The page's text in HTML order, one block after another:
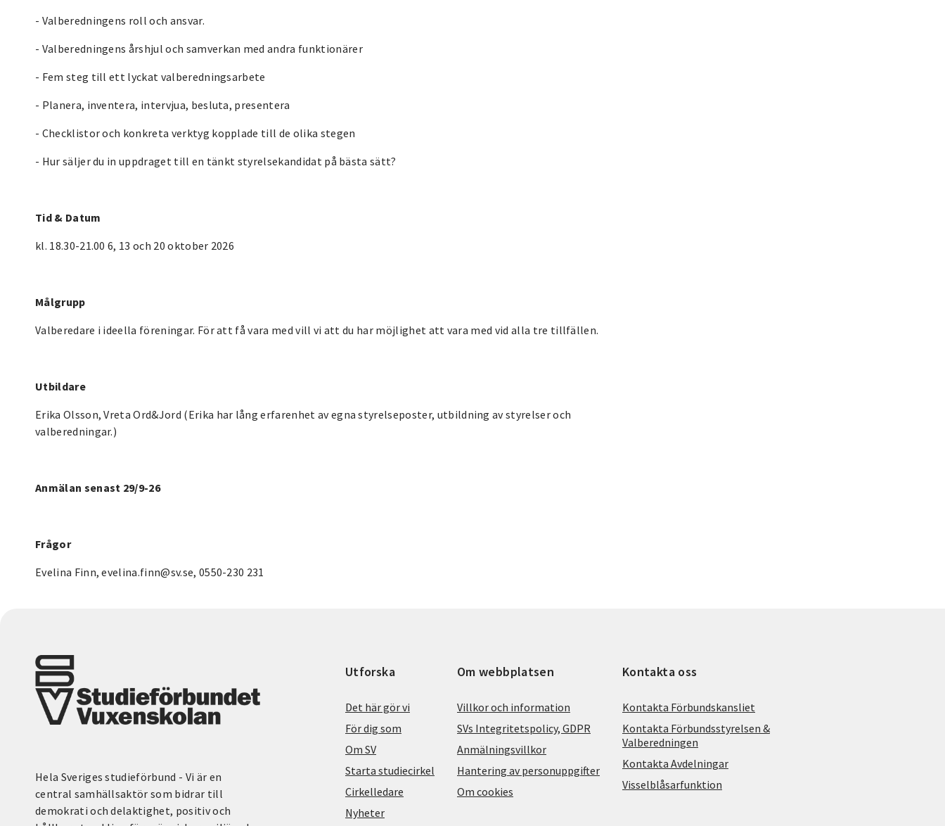
- Valberedningens roll och ansvar.
- Valberedningens årshjul och samverkan med andra funktionärer
- Fem steg till ett lyckat valberedningsarbete
- Planera, inventera, intervjua, besluta, presentera
- Checklistor och konkreta verktyg kopplade till de olika stegen
- Hur säljer du in uppdraget till en tänkt styrelsekandidat på bästa sätt?
Tid & Datum
kl. 18.30-21.00 6, 13 och 20 oktober 2026
Målgrupp
Valberedare i ideella föreningar. För att få vara med vill vi att du har möjlighet att vara med vid alla tre tillfällen.
Utbildare
Erika Olsson, Vreta Ord&Jord (Erika har lång erfarenhet av egna styrelseposter, utbildning av styrelser och
valberedningar.)
Anmälan senast 29/9-26
Frågor
Evelina Finn, evelina.finn@sv.se, 0550-230 231
Hela Sveriges studieförbund - Vi är en
central samhällsaktör som bidrar till
demokrati och delaktighet, positiv och
Utforska
Det här gör vi
För dig som
Om SV
Starta studiecirkel
Cirkelledare
Nyheter
Om webbplatsen
Villkor och information
SVs Integritetspolicy, GDPR
Anmälningsvillkor
Hantering av personuppgifter
Om cookies
Kontakta oss
Kontakta Förbundskansliet
Kontakta Förbundsstyrelsen &
Valberedningen
Kontakta Avdelningar
Visselblåsarfunktion